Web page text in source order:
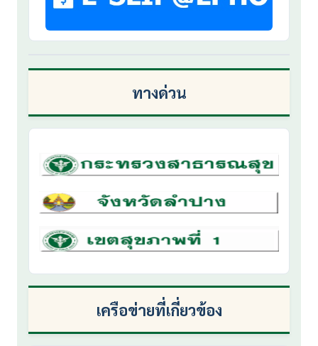
ทางด่วน
เครือข่ายที่เกี่ยวข้อง